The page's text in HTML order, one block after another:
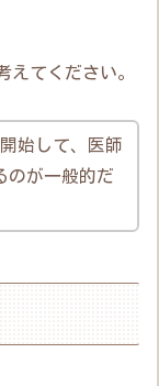
えてください。
始して、医師
のが一般的だ